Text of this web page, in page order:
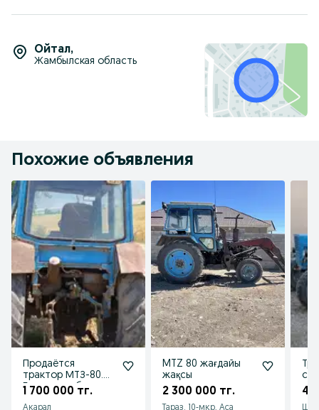
Ойтал,
Жамбылская область
Похожие объявления
Продаётся
трактор МТЗ-80.
Большая кабина.
1 700 000 тг.
Акарал
MTZ 80 жағдайы
жақсы
2 300 000 тг.
Тараз, 10-мкр. Аса
4